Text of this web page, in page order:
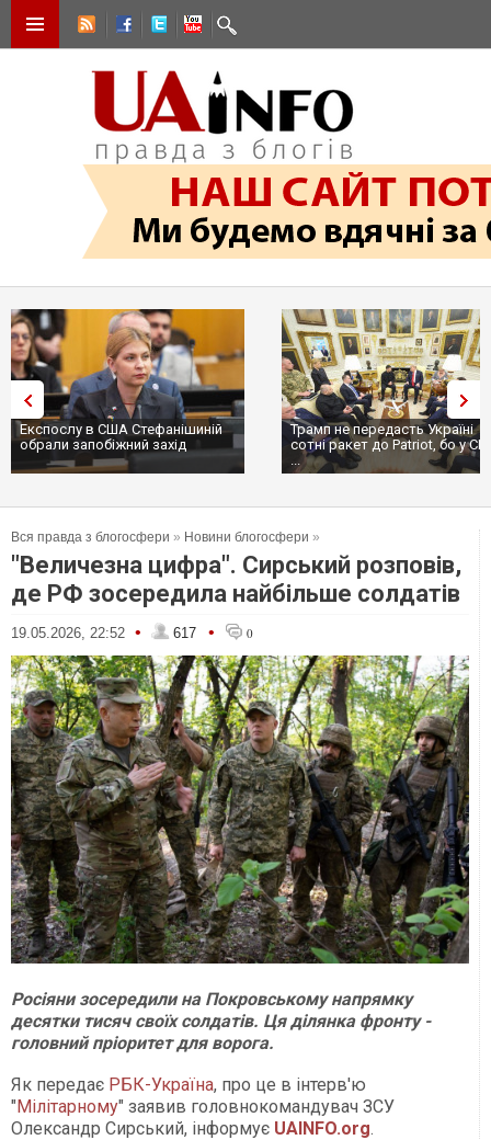
Експослу в США Стефанішиній
обрали запобіжний захід
Трамп не передасть Україні
сотні ракет до Patriot, бо у
...
Вся правда з блогосфери » Новини блогосфери »
"Величезна цифра". Сирський розповів,
де РФ зосередила найбільше солдатів
19.05.2026, 22:52 • 617 • 0
Росіяни зосередили на Покровському напрямку
десятки тисяч своїх солдатів. Ця ділянка фронту -
головний пріоритет для ворога.
Як передає РБК-Україна, про це в інтерв'ю
"Мілітарному" заявив головнокомандувач ЗСУ
Олександр Сирський, інформує UAINFO.org.